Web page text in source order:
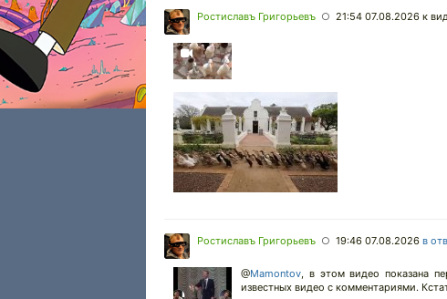
Ростиславъ Григорьевъ ○ 21:54 07.08.2026 к
Ростиславъ Григорьевъ ○ 19:46 07.08.2026 в
@Mamontov, в этом видео показана
известных видео с комментариями.